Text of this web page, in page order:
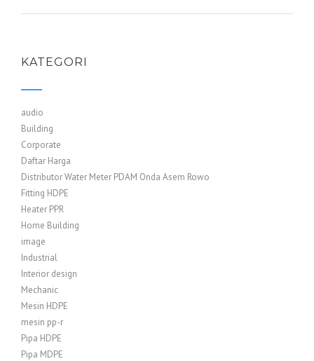
KATEGORI
audio
Building
Corporate
Daftar Harga
Distributor Water Meter PDAM Onda Asem Rowo
Fitting HDPE
Heater PPR
Home Building
image
Industrial
Interior design
Mechanic
Mesin HDPE
mesin pp-r
Pipa HDPE
Pipa MDPE